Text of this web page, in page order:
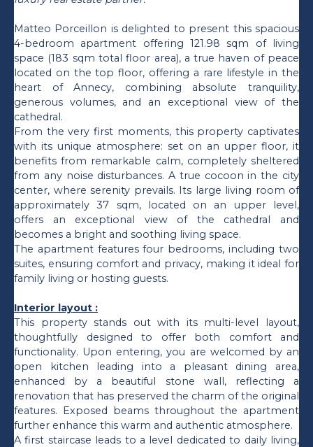
Matteo Porceillon is delighted to present this spacious
4-bedroom apartment offering 121.98 sqm of living
space (183 sqm total floor area), a true haven of peace
located on the top floor, offering a rare lifestyle in the
heart of Annecy, combining absolute tranquility,
generous volumes, and an exceptional view of the
cathedral.
From the very first moments, this property captivates
with its unique atmosphere: set on an upper floor, it
benefits from remarkable calm, completely sheltered
from any noise disturbances. A true cocoon in the city
center, where serenity prevails. Its large living room of
approximately 37 sqm, located on an upper level,
offers an exceptional view of the cathedral and
becomes a bright and soothing living space.
The apartment features four bedrooms, including two
suites, ensuring comfort and privacy, making it ideal for
family living or hosting guests.
Interior layout :
This property stands out with its multi-level layout,
thoughtfully designed to offer both comfort and
functionality. Upon entering, you are welcomed by an
open kitchen leading into a pleasant dining area,
enhanced by a beautiful stone wall, reflecting a
renovation that has preserved the charm of the original
features. Exposed beams throughout the apartment
further enhance this warm and authentic atmosphere.
A first staircase leads to a level dedicated to daily living,